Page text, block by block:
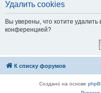
Удалить cookies
Вы уверены, что хотите
конференцией?
К списку форумов
Создано на основе